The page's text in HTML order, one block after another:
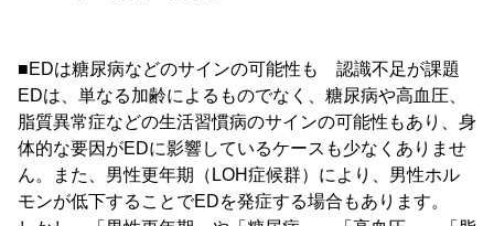
■EDは糖尿病などのサインの可能性も 認識不足が課題
EDは、単なる加齢によるものでなく、糖尿病や高血圧、
脂質異常症などの生活習慣病のサインの可能性もあり、身
体的な要因がEDに影響しているケースも少なくありませ
ん。また、男性更年期（LOH症候群）により、男性ホル
モンが低下することでEDを発症する場合もあります。